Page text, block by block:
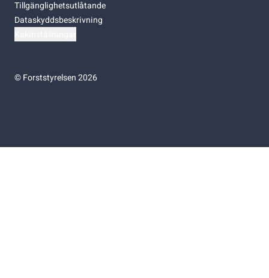
Tillgänglighetsutlåtande
Dataskyddsbeskrivning
©Forststyrelsen 2026